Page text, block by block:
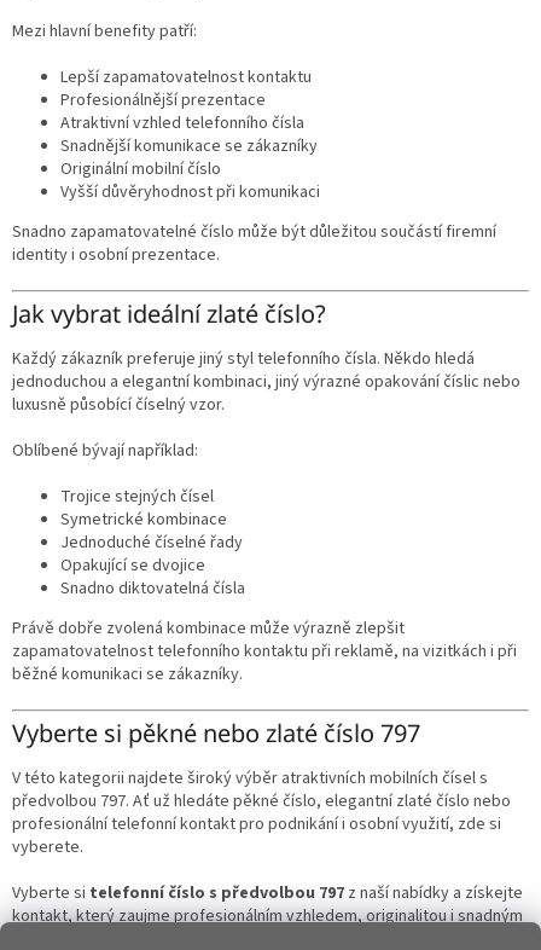
Mezi hlavní benefity patří:
Lepší zapamatovatelnost kontaktu
Profesionálnější prezentace
Atraktivní vzhled telefonního čísla
Snadnější komunikace se zákazníky
Originální mobilní číslo
Vyšší důvěryhodnost při komunikaci
Snadno zapamatovatelné číslo může být důležitou součástí firemní
identity i osobní prezentace.
Jak vybrat ideální zlaté číslo?
Každý zákazník preferuje jiný styl telefonního čísla. Někdo hledá
jednoduchou a elegantní kombinaci, jiný výrazné opakování číslic nebo
luxusně působící číselný vzor.
Oblíbené bývají například:
Trojice stejných čísel
Symetrické kombinace
Jednoduché číselné řady
Opakující se dvojice
Snadno diktovatelná čísla
Právě dobře zvolená kombinace může výrazně zlepšit
zapamatovatelnost telefonního kontaktu při reklamě, na vizitkách i při
běžné komunikaci se zákazníky.
Vyberte si pěkné nebo zlaté číslo 797
V této kategorii najdete široký výběr atraktivních mobilních čísel s
předvolbou 797. Ať už hledáte pěkné číslo, elegantní zlaté číslo nebo
profesionální telefonní kontakt pro podnikání i osobní využití, zde si
vyberete.
Vyberte si telefonní číslo s předvolbou 797 z naší nabídky a získejte
kontakt, který zaujme profesionálním vzhledem, originalitou i snadným